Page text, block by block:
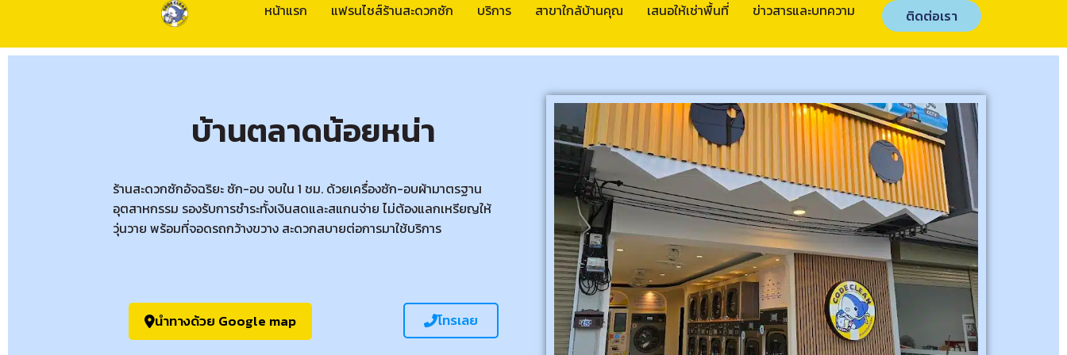
หน้าแรก แฟรนไชส์ร้านสะดวกซัก บริการ สาขาใกล้บ้านคุณ เสนอให้เช่าพื้นที่ ข่าวสารและบทความ ติดต่อเรา
บ้านตลาดน้อยหน่า
ร้านสะดวกซักอัจฉริยะ ซัก-อบ จบใน 1 ชม. ด้วยเครื่องซัก-อบผ้ามาตรฐาน
อุตสาหกรรม รองรับการชำระทั้งเงินสดและสแกนจ่าย ไม่ต้องแลกเหรียญให้
วุ่นวาย พร้อมที่จอดรถกว้างขวาง สะดวกสบายต่อการมาใช้บริการ
นำทางด้วย Google map โทรเลย